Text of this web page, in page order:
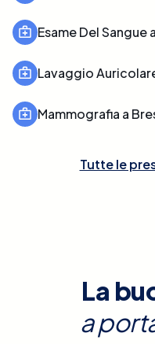
Esame Del Sangue
Lavaggio
Mammografia a
Tutte le
La
a